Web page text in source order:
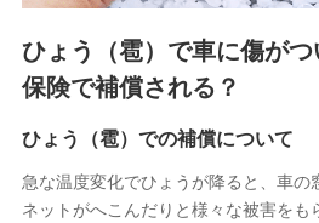
4.家族・友達紹介にて取得した
被紹介者への連絡、及び当社と取引
けている保険会社・提携会社の保険
供し、金融商品等の契約を勧奨する
アンケートやキャンペーン等の実施
上記に係る連絡・手続き・管理等付
ひょう（雹）で車に傷が
保険で補償される？
ひょう（雹）での補償について
急な温度変化でひょうが降ると、車の
ネットがへこんだりと様々な被害をも